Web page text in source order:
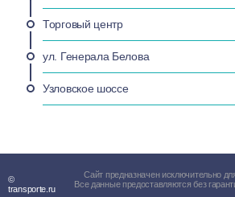
Торговый центр
ул. Генерала Белова
Узловское шоссе
©
transporte.ru
Сайт предназначен исключительно
Все данные предоставляются без